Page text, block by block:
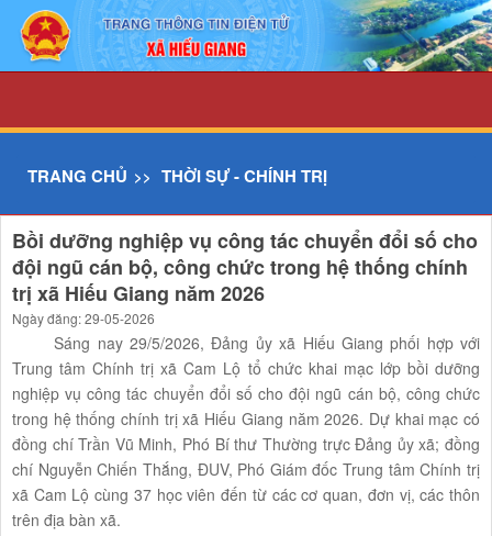
Chi tiết tin - UBND xã Hiếu Giang
TRANG CHỦ THỜI SỰ - CHÍNH TRỊ
Bồi dưỡng nghiệp vụ công tác chuyển đổi số cho
đội ngũ cán bộ, công chức trong hệ thống chính
trị xã Hiếu Giang năm 2026
Ngày đăng: 29-05-2026
Sáng nay 29/5/2026, Đảng ủy xã Hiếu Giang phối hợp với
Trung tâm Chính trị xã Cam Lộ tổ chức khai mạc lớp bồi dưỡng
nghiệp vụ công tác chuyển đổi số cho đội ngũ cán bộ, công chức
trong hệ thống chính trị xã Hiếu Giang năm 2026. Dự khai mạc có
đồng chí Trần Vũ Minh, Phó Bí thư Thường trực Đảng ủy xã; đồng
chí Nguyễn Chiến Thắng, ĐUV, Phó Giám đốc Trung tâm Chính trị
xã Cam Lộ cùng 37 học viên đến từ các cơ quan, đơn vị, các thôn
trên địa bàn xã.